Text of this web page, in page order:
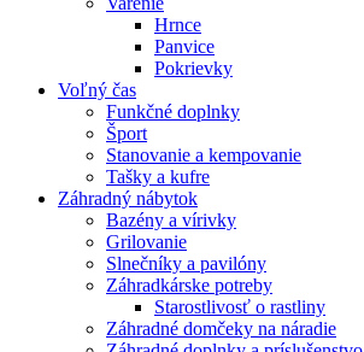
Hrnce
Panvice
Pokrievky
Voľný čas
Funkčné doplnky
Šport
Stanovanie a kempovanie
Tašky a kufre
Záhradný nábytok
Bazény a vírivky
Grilovanie
Slnečníky a pavilóny
Záhradkárske potreby
Starostlivosť o rastliny
Záhradné domčeky na náradie